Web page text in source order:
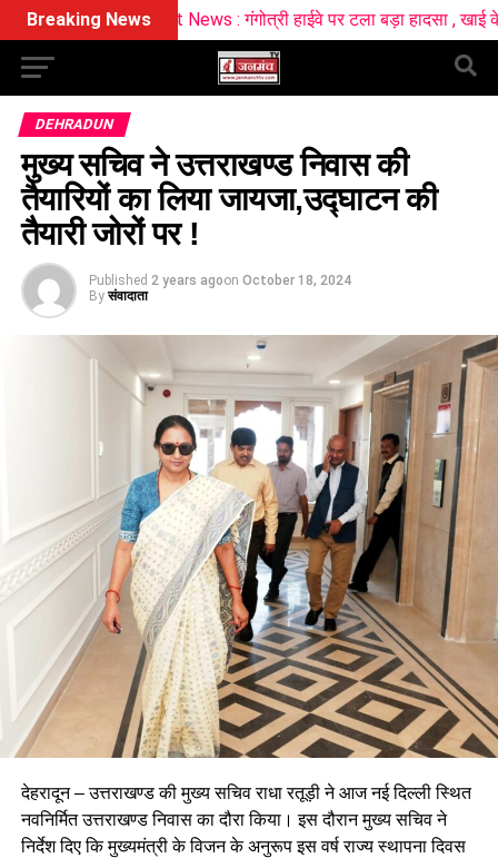
Breaking News
News : गंगोत्री हाईवे पर टला बड़ा हादसा , खाई के मुहाने पर अटका
DEHRADUN
मुख्य सचिव ने उत्तराखण्ड निवास की
तैयारियों का लिया जायजा,उद्घाटन की
तैयारी जोरों पर !
Published 2 years agoon October 18, 2024
By संवादाता
देहरादून – उत्तराखण्ड की मुख्य सचिव राधा रतूड़ी ने आज नई दिल्ली स्थित
नवनिर्मित उत्तराखण्ड निवास का दौरा किया। इस दौरान मुख्य सचिव ने
निर्देश दिए कि मुख्यमंत्री के विजन के अनुरूप इस वर्ष राज्य स्थापना दिवस